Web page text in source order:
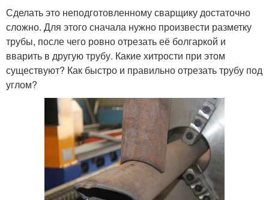
Сделать это неподготовленному сварщику достаточно
сложно. Для этого сначала нужно произвести разметку
трубы, после чего ровно отрезать её болгаркой и
вварить в другую трубу. Какие хитрости при этом
существуют? Как быстро и правильно отрезать трубу под
углом?